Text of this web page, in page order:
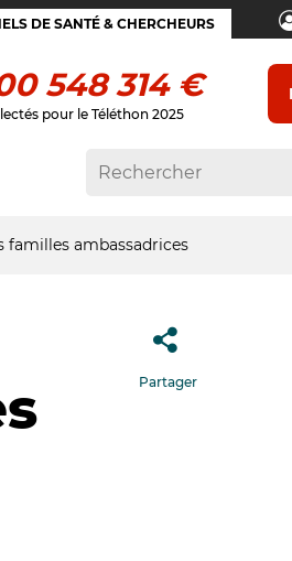
DE SANTÉ & CHERCHEURS
548 314 €
pour le Téléthon 2025
familles ambassadrices
Partager